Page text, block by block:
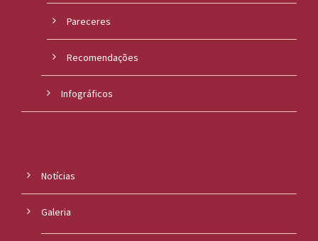
Pareceres
Recomendações
Infográficos
Notícias
Galeria